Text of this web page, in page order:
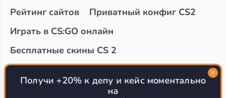
Рейтинг сайтов
Приватный конфиг CS2
Играть в CS:GO онлайн
Бесплатные скины CS 2
Топ сайтов с халявой КС 2
О проекте
Получи +20% к депу и кейс моментально
на